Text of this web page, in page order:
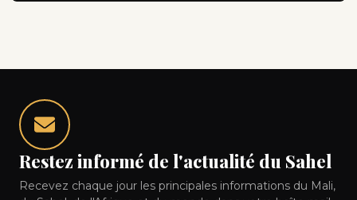
Restez informé de l'actualité du Sahel
Recevez chaque jour les principales informations du Mali,